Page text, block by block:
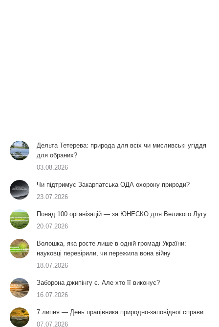
Дельта Тетерева: природа для всіх чи мисливські угіддя
для обраних?
03.08.2026
Чи підтримує Закарпатська ОДА охорону природи?
23.07.2026
Понад 100 організацій — за ЮНЕСКО для Великого Лугу
20.07.2026
Волошка, яка росте лише в одній громаді України:
науковці перевірили, чи пережила вона війну
18.07.2026
Заборона джипінгу є. Але хто її виконує?
16.07.2026
7 липня — День працівника природно-заповідної справи
07.07.2026